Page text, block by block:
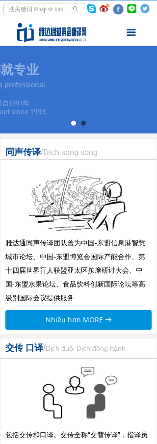
ꄙ
끀
首页
翻译服务
资讯中心
学越南语
专注 铸就
makes
执着追求源自1993年
Pursuit since 1993
包括交传和口译。交传全称“交替传译”，指译员
交传 口译/Dịch đuổi Dịch đồng hành
Nhiều hơn MORE 뀠
雅达通同声传译团队曾为中国-东盟信息港智慧
城市论坛、中国-东盟博览会国际产能合作、第
十四届世界盲人联盟亚太区按摩研讨大会、中
国-东盟水果论坛、食品饮料创新国际论坛等高
级别国际会议提供服务......
同声传译/Dịch song song